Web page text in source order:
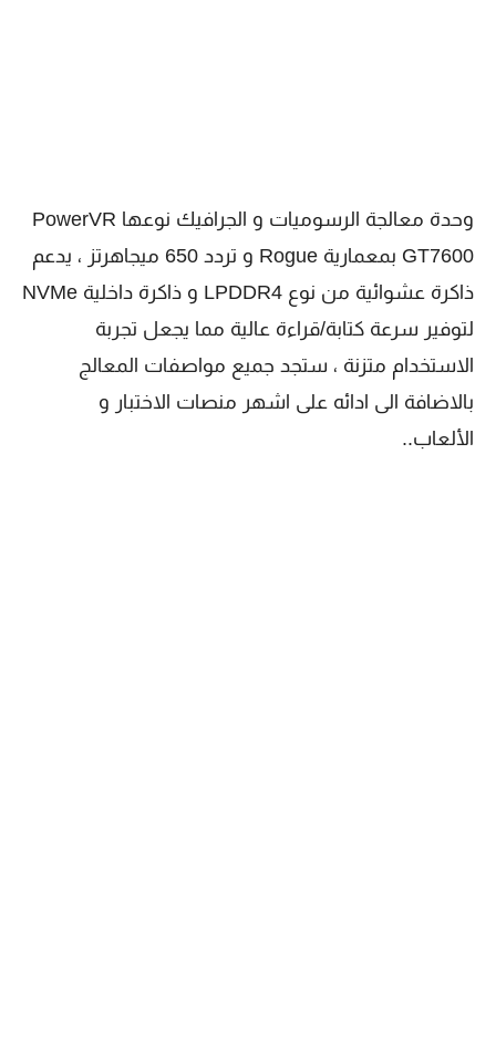
وحدة معالجة الرسوميات و الجرافيك نوعها PowerVR
GT7600 بمعمارية Rogue و تردد 650 ميجاهرتز ، يدعم
ذاكرة عشوائية من نوع LPDDR4 و ذاكرة داخلية NVMe
لتوفير سرعة كتابة/قراءة عالية مما يجعل تجربة
الاستخدام متزنة ، ستجد جميع مواصفات المعالج
بالاضافة الى ادائه على اشهر منصات الاختبار و
الألعاب..